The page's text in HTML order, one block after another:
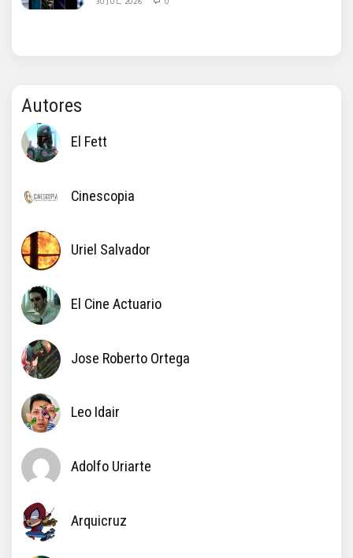
Autores
El Fett
Cinescopia
Uriel Salvador
El Cine Actuario
Jose Roberto Ortega
Leo Idair
Adolfo Uriarte
Arquicruz